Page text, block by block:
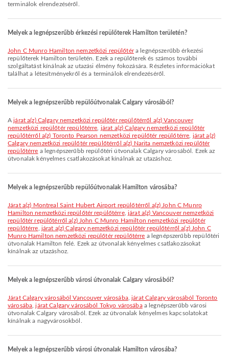
terminálok elrendezéséről.
Melyek a legnépszerűbb érkezési repülőterek Hamilton területén?
John C Munro Hamilton nemzetközi repülőtéra legnépszerűbb érkezési
repülőterek Hamilton területén. Ezek a repülőterek és számos további
szolgáltatást kínálnak az utazási élmény fokozására. Részletes információkat
találhat a létesítményekről és a terminálok elrendezéséről.
Melyek a legnépszerűbb repülőútvonalak Calgary városából?
Ajárat a(z) Calgary nemzetközi repülőtér repülőtérről a(z) Vancouver
nemzetközi repülőtér repülőtérre járat a(z) Calgary nemzetközi repülőtér
repülőtérről a(z) Toronto Pearson nemzetközi repülőtér repülőtérre járat a(z)
Calgary nemzetközi repülőtér repülőtérről a(z) Narita nemzetközi repülőtér
repülőtérre a legnépszerűbb repülőtéri útvonalak Calgary városából. Ezek az
útvonalak kényelmes csatlakozásokat kínálnak az utazáshoz.
Melyek a legnépszerűbb repülőútvonalak Hamilton városába?
járat a(z) Montreal Saint Hubert Airport repülőtérről a(z) John C Munro
Hamilton nemzetközi repülőtér repülőtérre,járat a(z) Vancouver nemzetközi
repülőtér repülőtérről a(z) John C Munro Hamilton nemzetközi repülőtér
repülőtérre járat a(z) Calgary nemzetközi repülőtér repülőtérről a(z) John C
Munro Hamilton nemzetközi repülőtér repülőtérre a legnépszerűbb repülőtéri
útvonalak Hamilton felé. Ezek az útvonalak kényelmes csatlakozásokat
kínálnak az utazáshoz.
Melyek a legnépszerűbb városi útvonalak Calgary városából?
járat Calgary városából Vancouver városába,járat Calgary városából Toronto
városába ,járat Calgary városából Tokyo városábaa legnépszerűbb városi
útvonalak Calgary városából. Ezek az útvonalak kényelmes kapcsolatokat
kínálnak a nagyvárosokból.
Melyek a legnépszerűbb városi útvonalak Hamilton városába?